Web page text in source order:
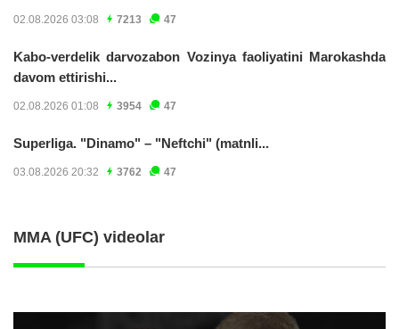
02.08.2026 03:08 7213 47
Kabo-verdelik darvozabon Vozinya faoliyatini Marokashda
davom ettirishi...
02.08.2026 01:08 3954 47
Superliga. "Dinamo" – "Neftchi" (matnli...
03.08.2026 20:32 3762 47
MMA (UFC) videolar